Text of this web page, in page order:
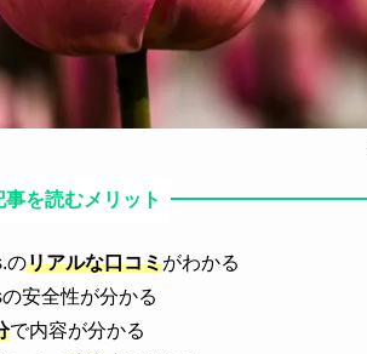
事を読むメリット
のリアルな口コミがわかる
安全性が分かる
で内容が分かる